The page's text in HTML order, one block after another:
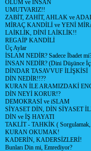
ÖLÜM ve İNSAN
UMUTVARIZ!!
ZABİT, ZAHİT, AHLAK ve
MİRAÇ KANDİLİ ve YENİ
LAİKLİK, DİNİ LAİKLİK!!
REGAİP KANDİLİ
Üç Aylar
İSLAM NEDİR? Sadece İbadet
İNSAN NEDİR? (Dini Düşünce
DİNDAR TASAVVUF İLİŞKİSİ
DİN NEDİR!!??
KURAN İLE ARAMIZDAKİ
DİN NEYİ KORUR!?
DEMOKRASİ ve iSLAM
SİYASET DİN, DİN SİYASET
DİN ve İŞ HAYATI
TAKLİT - TAHKİK ( Sorgulamak,
KURAN OKUMAK!
KADERİN, KADERSİZLERİ!
Bunları Din mi, Emrediyor?